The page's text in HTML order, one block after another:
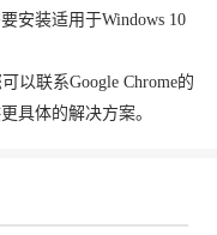
安装适用于Windows 10
以联系Google Chrome的
具体的解决方案。